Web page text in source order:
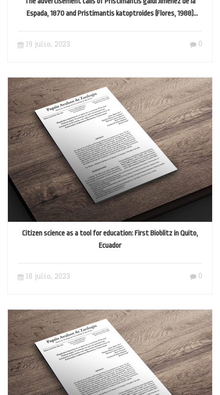
Espada, 1870 and Pristimantis katoptroides (Flores, 1988)
19 julio, 2023 0
Citizen science as a tool for education: First Bioblitz in Quito,
Ecuador
18 julio, 2023 0